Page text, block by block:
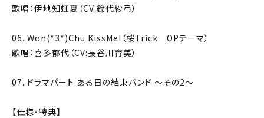
歌唱：伊地知虹夏（CV:鈴代紗弓）
06．Won(*3*)Chu KissMe!（桜Trick OPテーマ）
歌唱：喜多郁代（CV:長谷川育美）
07．ドラマパート ある日の結束バンド ～その2～
【仕様・特典】